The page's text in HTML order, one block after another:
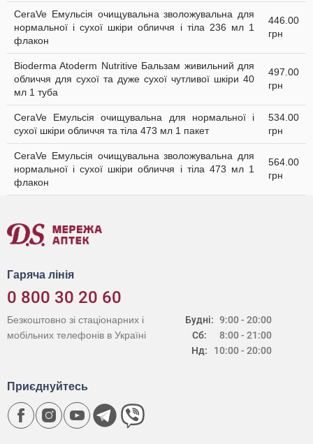
CeraVe Емульсія очищувальна зволожувальна для
нормальної і сухої шкіри обличчя і тіла 236 мл 1
флакон
446.00
грн
Bioderma Atoderm Nutritive Бальзам живильний для
обличчя для сухої та дуже сухої чутливої шкіри 40
мл 1 туба
497.00
грн
CeraVe Емульсія очищувальна для нормальної і
сухої шкіри обличчя та тіла 473 мл 1 пакет
534.00
грн
CeraVe Емульсія очищувальна зволожувальна для
нормальної і сухої шкіри обличчя і тіла 473 мл 1
флакон
564.00
грн
Гаряча лінія
0 800 30 20 60
Будні:
Сб:
Нд:
9:00 - 20:00
8:00 - 21:00
10:00 - 20:00
Безкоштовно зі стаціонарних і
мобільних телефонів в Україні
Приєднуйтесь